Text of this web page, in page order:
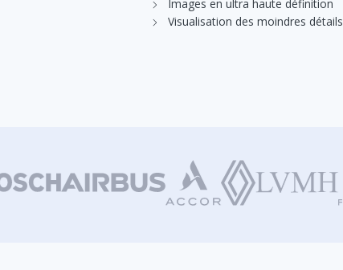
Images en ultra haute définition
Visualisation des moindres détails